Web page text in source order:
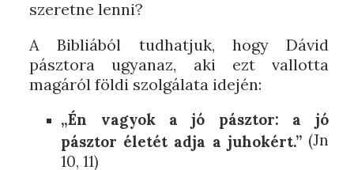
szeretne lenni?
A Bibliából tudhatjuk, hogy Dávid
pásztora ugyanaz, aki ezt vallotta
magáról földi szolgálata idején:
„Én vagyok a jó pásztor: a jó
pásztor életét adja a juhokért.”(Jn
10, 11)